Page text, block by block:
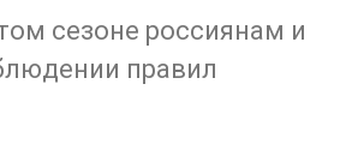
сезоне россиянам и
правил